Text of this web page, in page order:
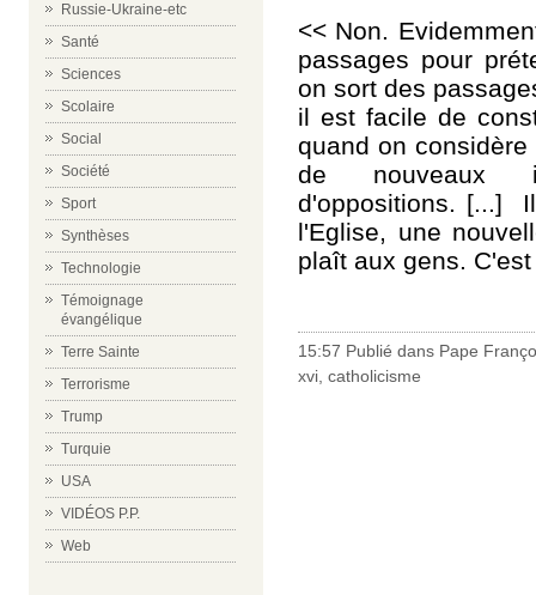
Russie-Ukraine-etc
Santé
Sciences
Scolaire
Social
Société
Sport
Synthèses
Technologie
Témoignage
évangélique
Terre Sainte
Terrorisme
Trump
Turquie
USA
VIDÉOS P.P.
Web
<< Non.
passages pour
on sort des
il est facile de
quand on
de nouveaux
d'oppositions. [...]
l'Eglise, une
plaît aux gens.
15:57 Publié dans Pape
xvi catholicisme